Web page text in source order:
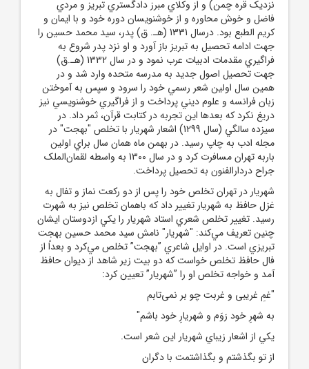
نزديک قره چمن) و از وکلاي مبرز دادگستري تبريز و مردي
فاضل و خوش محاوره و از خوشنويسان دوره خود و با ايمان و
کريم الطبع بود. درسال 1331 (هـ. ق) پدر، سيد محمد حسين را
جهت ادامه تحصيل به تبريز باز آورد و او نزد پدر شروع به
فراگيري مقدمات ادبيات عرب نمود و در سال 1332 (هـ.ق)
جهت تحصيل اصول جديد به مدرسه متحده وارد شد و در
همين سال اولين شعر رسمي خود را سرود و سپس به آموختن
زبان فرانسه و علوم ديني پرداخت و از فراگيري خوشنويسي نيز
دريغ نکرد که بعد‌ها اين تجربه در کتابت قرآن، ثمر داد. در
سيزده سالگي (سال 1299) اشعار شهريار با تخلص "بهجت" در
مجله ادب به چاپ رسيد. در بهمن ماه همان سال براي اولين
باربه تهران مسافرت کرد و در سال 1300 به واسطه لقمان‌الملک
جراح دردارالفنون به تحصيل پرداخت.
شهريار در تهران تخلص خود را پس از دو رکعت نماز و تفال به
غزل حافظ به شهريار تغيير داد که باهمان تخلص نيز به شهرت
رسيد. تغيير تخلص شعري استاد شهريار را يکي ازدوستان ايشان
چنين تعريف مي‌کند: "شهريار" نامش سيد محمد حسين بهجت
تبريزي است. در اوايل شاعري ”بهجت” تخلص مي‌کرد و بعداً از
فال حافظ تخلص خواست که دو بيت زير شاهد از ديوان حافظ
آمد و خواجه تخلص او را ”شهريار” تعيين کرد:
"غمِ غریبی و غربت چو بر نمی‌تابم
به شهرِ خود رَوَم و شهریارِ خود باشم"
يکي از اشعار زيباي شهريار اين شعر است.
از تو بگذشتم و بگذاشتمت با دگران